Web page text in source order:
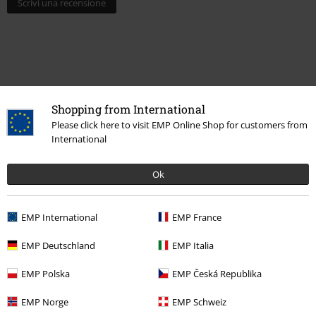
Shopping from International
Please click here to visit EMP Online Shop for customers from
International
Ok
EMP International EMP France
EMP Deutschland EMP Italia
EMP Polska EMP Česká Republika
EMP Norge EMP Schweiz
Scrivi una recensione
Altre Categorie. Altre Scelte.
Novità Living & Tempo Libero Articoli per la casa